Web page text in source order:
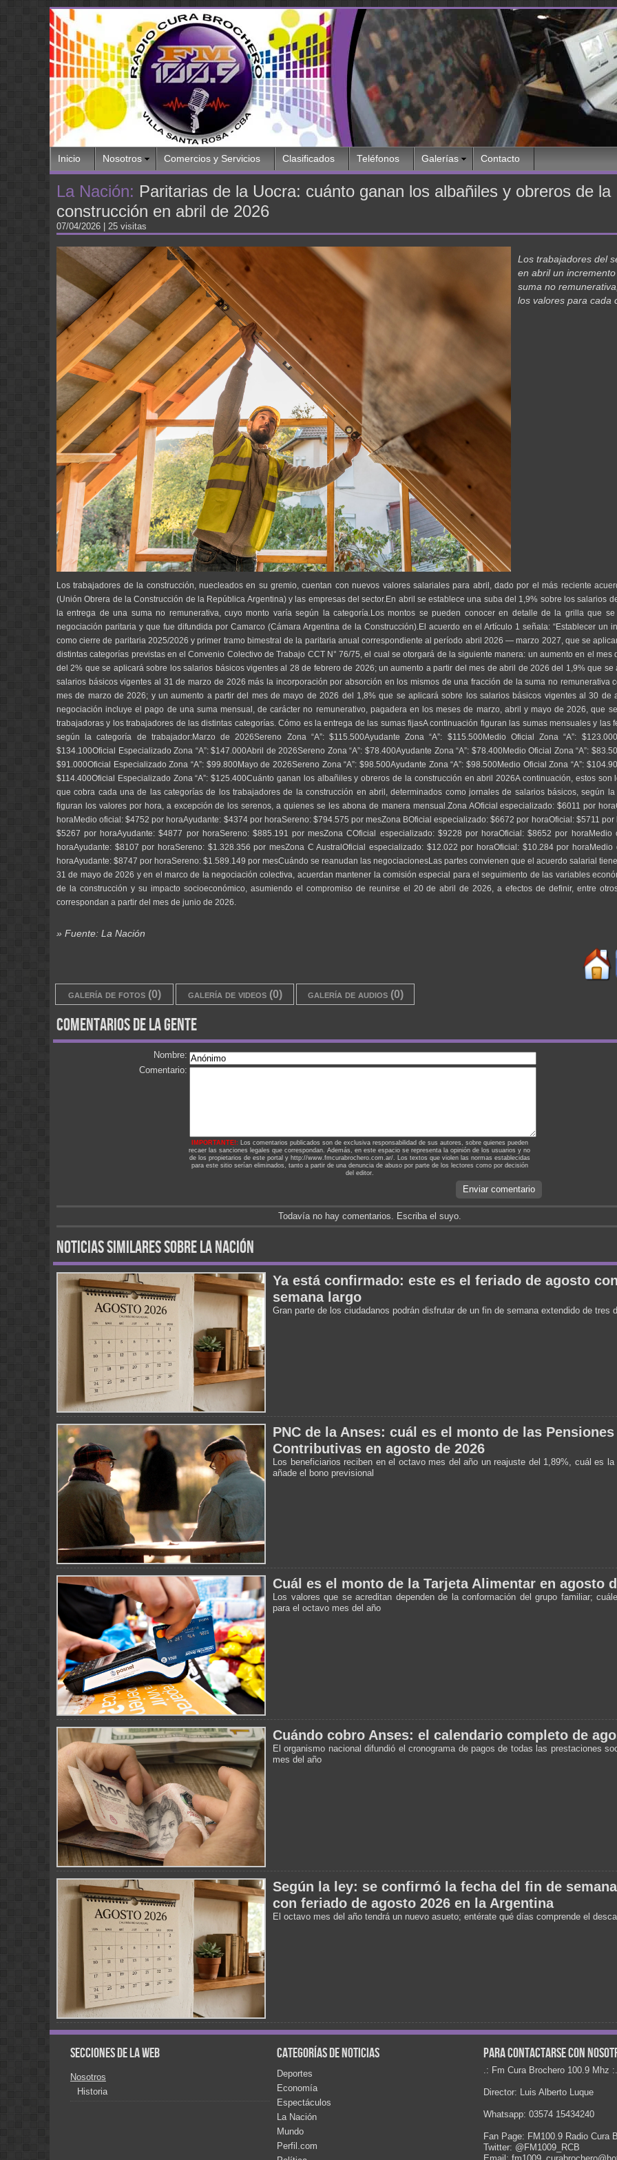
Inicio Nosotros Comercios y Servicios Clasificados Teléfonos Galerías Contacto
La Nación: Paritarias de la Uocra: cuánto ganan los albañiles y obreros de la
construcción en abril de 2026
07/04/2026 | 25 visitas
Los trabajadores del
en abril un
suma no
los valores para cada
Los trabajadores de la construcción, nuecleados en su gremio, cuentan con nuevos valores salariales para abril, dado por el más reciente
(Unión Obrera de la Construcción de la República Argentina) y las empresas del sector.En abril se establece una suba del 1,9% sobre los salarios
la entrega de una suma no remunerativa, cuyo monto varía según la categoría.Los montos se pueden conocer en detalle de la grilla que
negociación paritaria y que fue difundida por Camarco (Cámara Argentina de la Construcción).El acuerdo en el Artículo 1 señala: “Establecer un
como cierre de paritaria 2025/2026 y primer tramo bimestral de la paritaria anual correspondiente al período abril 2026 — marzo 2027, que se
distintas categorías previstas en el Convenio Colectivo de Trabajo CCT N° 76/75, el cual se otorgará de la siguiente manera: un aumento en el mes
del 2% que se aplicará sobre los salarios básicos vigentes al 28 de febrero de 2026; un aumento a partir del mes de abril de 2026 del 1,9% que se
salarios básicos vigentes al 31 de marzo de 2026 más la incorporación por absorción en los mismos de una fracción de la suma no remunerativa
mes de marzo de 2026; y un aumento a partir del mes de mayo de 2026 del 1,8% que se aplicará sobre los salarios básicos vigentes al 30 de
negociación incluye el pago de una suma mensual, de carácter no remunerativo, pagadera en los meses de marzo, abril y mayo de 2026, que
trabajadoras y los trabajadores de las distintas categorías. Cómo es la entrega de las sumas fijasA continuación figuran las sumas mensuales y las
según la categoría de trabajador:Marzo de 2026Sereno Zona “A”: $115.500Ayudante Zona “A”: $115.500Medio Oficial Zona “A”:
$134.100Oficial Especializado Zona “A”: $147.000Abril de 2026Sereno Zona “A”: $78.400Ayudante Zona “A”: $78.400Medio Oficial Zona “A”:
$91.000Oficial Especializado Zona “A”: $99.800Mayo de 2026Sereno Zona “A”: $98.500Ayudante Zona “A”: $98.500Medio Oficial Zona “A”:
$114.400Oficial Especializado Zona “A”: $125.400Cuánto ganan los albañiles y obreros de la construcción en abril 2026A continuación, estos son
que cobra cada una de las categorías de los trabajadores de la construcción en abril, determinados como jornales de salarios básicos, según
figuran los valores por hora, a excepción de los serenos, a quienes se les abona de manera mensual.Zona AOficial especializado: $6011 por
horaMedio oficial: $4752 por horaAyudante: $4374 por horaSereno: $794.575 por mesZona BOficial especializado: $6672 por horaOficial: $5711
$5267 por horaAyudante: $4877 por horaSereno: $885.191 por mesZona COficial especializado: $9228 por horaOficial: $8652 por horaMedio
horaAyudante: $8107 por horaSereno: $1.328.356 por mesZona C AustralOficial especializado: $12.022 por horaOficial: $10.284 por
horaAyudante: $8747 por horaSereno: $1.589.149 por mesCuándo se reanudan las negociacionesLas partes convienen que el acuerdo salarial
31 de mayo de 2026 y en el marco de la negociación colectiva, acuerdan mantener la comisión especial para el seguimiento de las variables
de la construcción y su impacto socioeconómico, asumiendo el compromiso de reunirse el 20 de abril de 2026, a efectos de definir, entre
correspondan a partir del mes de junio de 2026.
» Fuente: La Nación
galería de fotos (0) galería de videos (0) galería de audios (0)
comentarios de la gente
Nombre:
Comentario:
IMPORTANTE!: Los comentarios publicados son de exclusiva responsabilidad de sus autores, sobre quienes pueden
recaer las sanciones legales que correspondan. Además, en este espacio se representa la opinión de los usuarios y no
de los propietarios de este portal y http://www.fmcurabrochero.com.ar/. Los textos que violen las normas establecidas
para este sitio serían eliminados, tanto a partir de una denuncia de abuso por parte de los lectores como por decisión
del editor.
Enviar comentario
Todavía no hay comentarios. Escriba el suyo.
noticias similares sobre la nación
Ya está confirmado: este es el feriado de agosto
semana largo
Gran parte de los ciudadanos podrán disfrutar de un fin de semana extendido de tres
PNC de la Anses: cuál es el monto de las
Contributivas en agosto de 2026
Los beneficiarios reciben en el octavo mes del año un reajuste del 1,89%, cuál es
añade el bono previsional
Cuál es el monto de la Tarjeta Alimentar en agosto
Los valores que se acreditan dependen de la conformación del grupo familiar;
para el octavo mes del año
Cuándo cobro Anses: el calendario completo de
El organismo nacional difundió el cronograma de pagos de todas las prestaciones
mes del año
Según la ley: se confirmó la fecha del fin de
con feriado de agosto 2026 en la Argentina
El octavo mes del año tendrá un nuevo asueto; entérate qué días comprende el
Secciones de la web
Nosotros
Historia
Categorías de noticias
Deportes
Economía
Espectáculos
La Nación
Mundo
Perfil.com
Para contactarse con
.: Fm Cura Brochero 100.9 Mhz :.
Director: Luis Alberto Luque
Whatsapp: 03574 15434240
Fan Page: FM100.9 Radio Cura
Twitter: @FM1009_RCB